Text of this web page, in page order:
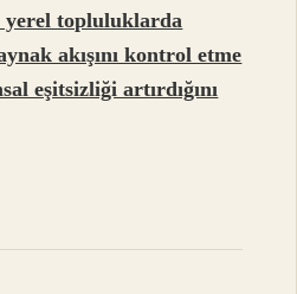
yerel topluluklarda
akışını kontrol etme
eşitsizliği artırdığını